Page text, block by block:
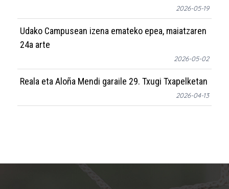
2026-05-19
Udako Campusean izena emateko epea, maiatzaren
24a arte
2026-05-02
Reala eta Aloña Mendi garaile 29. Txugi Txapelketan
2026-04-13